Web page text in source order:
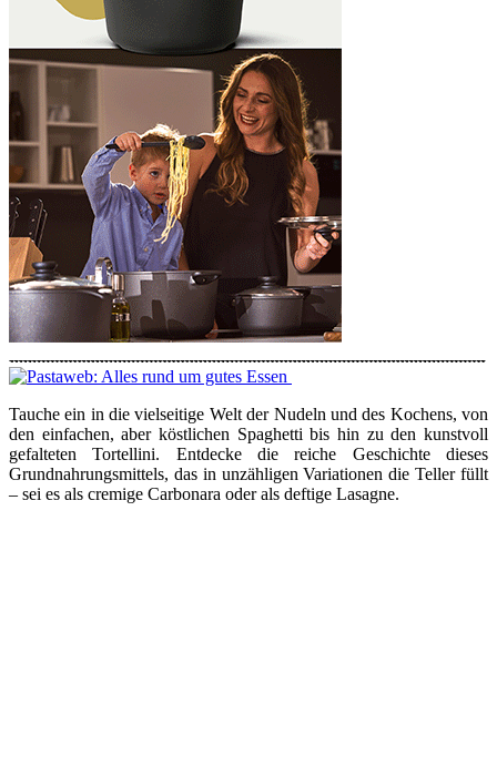
Tauche ein in die vielseitige Welt der Nudeln und des Kochens, von
den einfachen, aber köstlichen Spaghetti bis hin zu den kunstvoll
gefalteten Tortellini. Entdecke die reiche Geschichte dieses
Grundnahrungsmittels, das in unzähligen Variationen die Teller füllt
– sei es als cremige Carbonara oder als deftige Lasagne.